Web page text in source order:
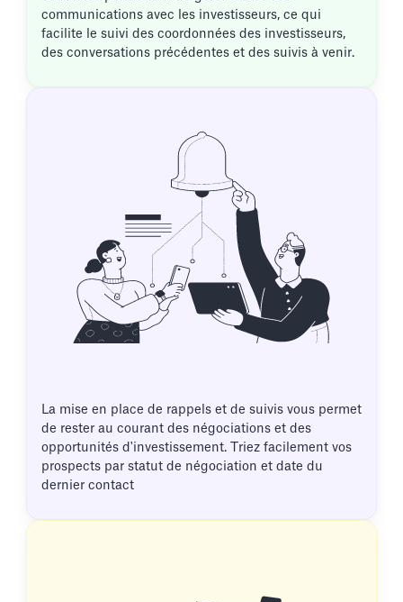
communications avec les investisseurs, ce qui
facilite le suivi des coordonnées des investisseurs,
des conversations précédentes et des suivis à venir.
La mise en place de rappels et de suivis vous permet
de rester au courant des négociations et des
opportunités d'investissement. Triez facilement vos
prospects par statut de négociation et date du
dernier contact